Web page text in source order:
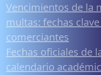
Vencimientos de la
multas: fechas
comerciantes
Fechas oficiales de
calendario